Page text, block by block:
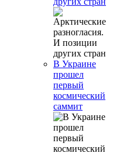
В Украине
прошел
первый
космический
саммит